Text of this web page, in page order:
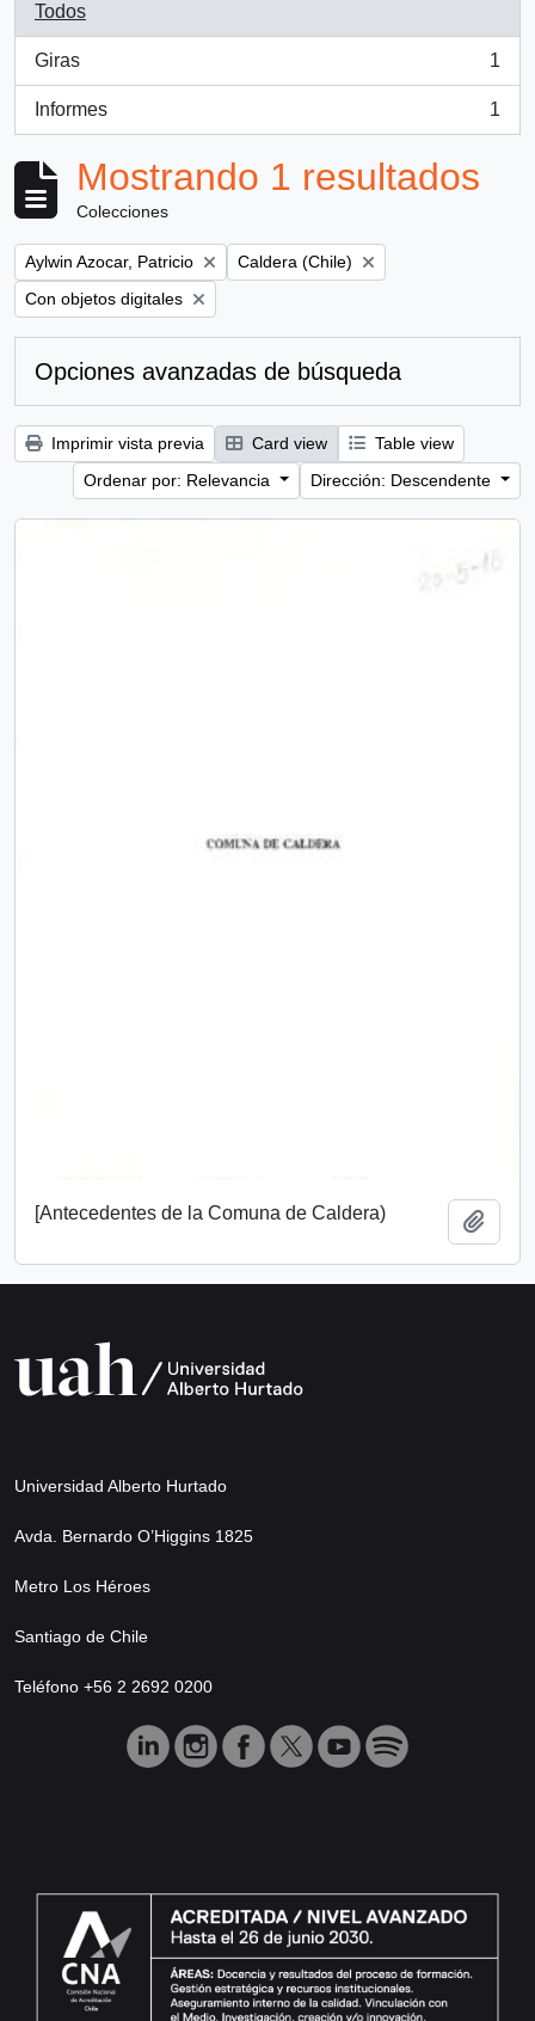
Todos
Giras
, 1 resultados
1
Informes
, 1 resultados
1
Mostrando 1 resultados
Colecciones
Remove filter:
Aylwin Azocar, Patricio Remove filter:
Caldera (Chile)
Remove filter:
Con objetos digitales
Opciones avanzadas de búsqueda
Imprimir vista previa Card view
Table view
Ordenar por: Relevancia
Dirección: Descendente
[Antecedentes de la Comuna de Caldera)
Universidad Alberto Hurtado
Avda. Bernardo O’Higgins 1825
Metro Los Héroes
Santiago de Chile
Teléfono +56 2 2692 0200